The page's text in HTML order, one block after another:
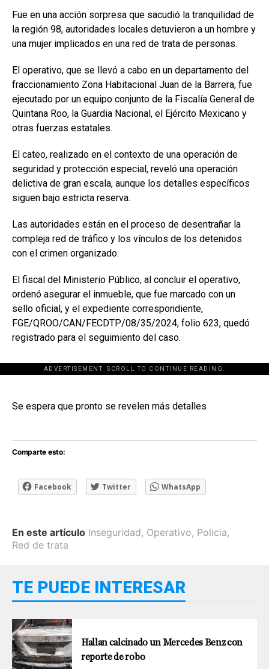
Fue en una acción sorpresa que sacudió la tranquilidad de
la región 98, autoridades locales detuvieron a un hombre y
una mujer implicados en una red de trata de personas.
El operativo, que se llevó a cabo en un departamento del
fraccionamiento Zona Habitacional Juan de la Barrera, fue
ejecutado por un equipo conjunto de la Fiscalía General de
Quintana Roo, la Guardia Nacional, el Ejército Mexicano y
otras fuerzas estatales.
El cateo, realizado en el contexto de una operación de
seguridad y protección especial, reveló una operación
delictiva de gran escala, aunque los detalles específicos
siguen bajo estricta reserva.
Las autoridades están en el proceso de desentrañar la
compleja red de tráfico y los vínculos de los detenidos
con el crimen organizado.
El fiscal del Ministerio Público, al concluir el operativo,
ordenó asegurar el inmueble, que fue marcado con un
sello oficial, y el expediente correspondiente,
FGE/QROO/CAN/FECDTP/08/35/2024, folio 623, quedó
registrado para el seguimiento del caso.
ADVERTISEMENT. SCROLL TO CONTINUE READING.
[adsforwp id="243463"]
Se espera que pronto se revelen más detalles
Comparte esto:
Facebook Twitter WhatsApp
En este artículo Inseguridad, Operativo, Policia,
Red de trata
TE PUEDE INTERESAR
Hallan calcinado un Mercedes Benz con
reporte de robo